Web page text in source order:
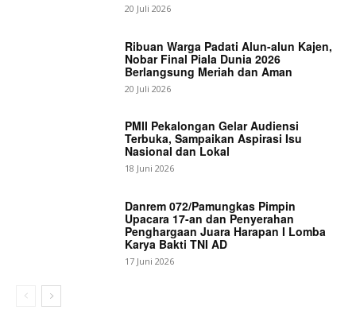
20 Juli 2026
Ribuan Warga Padati Alun-alun Kajen,
Nobar Final Piala Dunia 2026
Berlangsung Meriah dan Aman
20 Juli 2026
PMII Pekalongan Gelar Audiensi
Terbuka, Sampaikan Aspirasi Isu
Nasional dan Lokal
18 Juni 2026
Danrem 072/Pamungkas Pimpin
Upacara 17-an dan Penyerahan
Penghargaan Juara Harapan I Lomba
Karya Bakti TNI AD
17 Juni 2026